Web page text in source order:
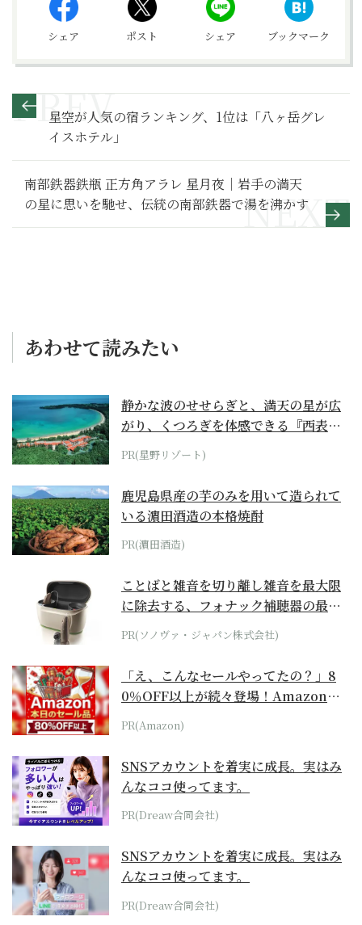
シェア ポスト シェア ブックマーク
星空が人気の宿ランキング、1位は「八ヶ岳グレ
イスホテル」
南部鉄器鉄瓶 正方角アラレ 星月夜｜岩手の満天
の星に思いを馳せ、伝統の南部鉄器で湯を沸かす
あわせて読みたい
静かな波のせせらぎと、満天の星が広
がり、くつろぎを体感できる『西表島
ホテル by...
PR(星野リゾート)
鹿児島県産の芋のみを用いて造られて
いる濵田酒造の本格焼酎
PR(濵田酒造)
ことばと雑音を切り離し雑音を最大限
に除去する、フォナック補聴器の最上
位モデル
PR(ソノヴァ・ジャパン株式会社)
「え、こんなセールやってたの？」8
0％OFF以上が続々登場！Amazonの
本気が...
PR(Amazon)
SNSアカウントを着実に成長。実はみ
んなココ使ってます。
PR(Dreaw合同会社)
SNSアカウントを着実に成長。実はみ
んなココ使ってます。
PR(Dreaw合同会社)